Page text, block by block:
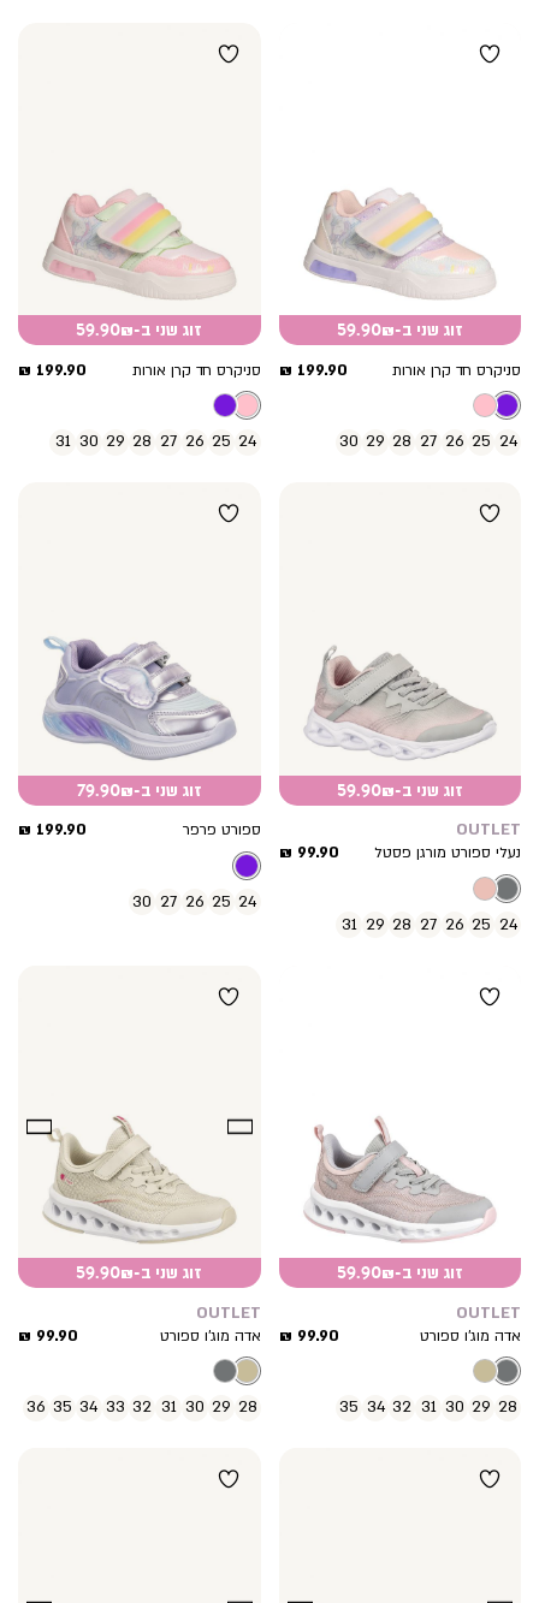
זוג שני ב-59.90₪
סניקרס חד קרן אורות
מחיר
199.90 ₪
24
25
26
27
28
29
30
זוג שני ב-59.90₪
סניקרס חד קרן אורות
מחיר
199.90 ₪
24
25
26
27
28
29
30
31
זוג שני ב-59.90₪
OUTLET
נעלי ספורט מורגן פסטל
מחיר
99.90 ₪
24
25
26
27
28
29
31
זוג שני ב-79.90₪
ספורט פרפר
מחיר
199.90 ₪
24
25
26
27
30
זוג שני ב-59.90₪
OUTLET
אדה מוג’ו ספורט
מחיר
99.90 ₪
28
29
30
31
32
34
35
זוג שני ב-59.90₪
OUTLET
אדה מוג’ו ספורט
מחיר
99.90 ₪
28
29
30
31
32
33
34
35
36